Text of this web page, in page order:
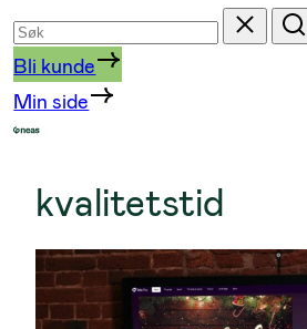
Søk
etter
Tilbakestill
Søk
Bli kunde
Min side
kvalitetstid